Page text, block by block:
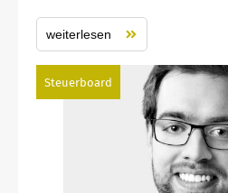
weiterlesen
Steuerboard